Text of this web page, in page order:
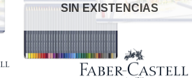
SIN EXISTENCIAS